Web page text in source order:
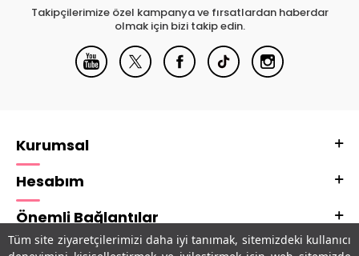
Tüm site ziyaretçilerimizi daha iyi tanımak, sitemizdeki kullanıcı
Takipçilerimize özel kampanya ve fırsatlardan haberdar
olmak için bizi takip edin.
Kurumsal
Hesabım
Önemli Bağlantılar